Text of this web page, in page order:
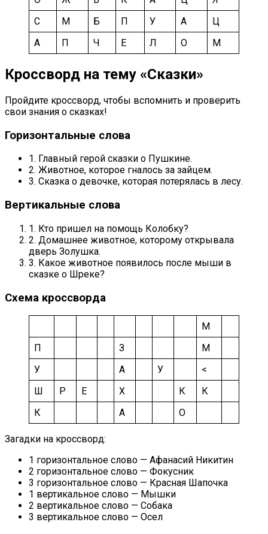
С
М Б П У А
Ц
А
П Ч Е Л О М
Кроссворд на тему «Сказки»
Пройдите кроссворд, чтобы вспомнить и проверить
свои знания о сказках!
Горизонтальные слова
1. Главный герой сказки о Пушкине.
2. Животное, которое гналось за зайцем.
3. Сказка о девочке, которая потерялась в лесу.
Вертикальные слова
1. Кто пришел на помощь Колобку?
2. Домашнее животное, которому открывала
дверь Золушка.
3. Какое животное появилось после мыши в
сказке о Шреке?
Схема кроссворда
M
П
З
М
У
А У
<
Ш
Р Е Х К
К
К
А О
Загадки на кроссворд:
1 горизонтальное слово — Афанасий Никитин
2 горизонтальное слово — Фокусник
3 горизонтальное слово — Красная Шапочка
1 вертикальное слово — Мышки
2 вертикальное слово — Собака
3 вертикальное слово — Осел